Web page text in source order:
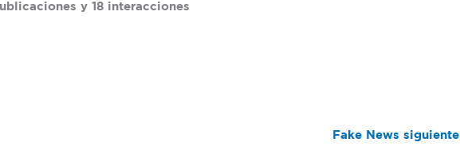
y 18 interacciones
Fake News siguiente